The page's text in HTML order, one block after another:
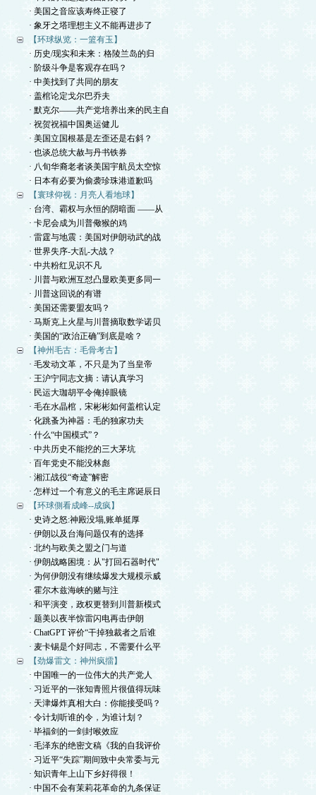
· 美国之音应该寿终正寝了
· 象牙之塔理想主义不能再进步了
【环球纵览：一篮有玉】
· 历史/现实和未来：格陵兰岛的归
· 阶级斗争是客观存在吗？
· 中美找到了共同的朋友
· 盖棺论定戈尔巴乔夫
· 默克尔——共产党培养出来的民主自
· 祝贺祝福中国奥运健儿
· 美国立国根基是左歪还是右斜？
· 也谈总统大赦与丹书铁券
· 八旬华裔老者谈美国宇航员太空惊
· 日本有必要为偷袭珍珠港道歉吗
【寰球仰视：月亮人看地球】
· 台湾、霸权与永恒的阴暗面 ——从
· 卡尼会成为川普儆猴的鸡
· 雷霆与地震：美国对伊朗动武的战
· 世界失序-大乱-大战？
· 中共粉红见识不凡
· 川普与欧洲互怼凸显欧美更多同一
· 川普这回说的有谱
· 美国还需要盟友吗？
· 马斯克上火星与川普摘取数学诺贝
· 美国的“政治正确”到底是啥？
【神州毛古：毛骨考古】
· 毛发动文革，不只是为了当皇帝
· 王沪宁同志文摘：请认真学习
· 民运大珈胡平令俺掉眼镜
· 毛在水晶棺，宋彬彬如何盖棺认定
· 化跳蚤为神器：毛的独家功夫
· 什么“中国模式”？
· 中共历史不能挖的三大茅坑
· 百年党史不能没林彪
· 湘江战役“奇迹”解密
· 怎样过一个有意义的毛主席诞辰日
【环球側看成峰--成疯】
· 史诗之怒:神殿没塌,账单挺厚
· 伊朗以及台海问题仅有的选择
· 北约与欧美之盟之门与道
· 伊朗战略困境：从"打回石器时代"
· 为何伊朗没有继续爆发大规模示威
· 霍尔木兹海峡的赌与注
· 和平演变，政权更替到川普新模式
· 题美以夜半惊雷闪电再击伊朗
· ChatGPT 评价“干掉独裁者之后谁
· 麦卡锡是个好同志，不需要什么平
【劲爆雷文：神州疯擂】
· 中国唯一的一位伟大的共产党人
· 习近平的一张知青照片很值得玩味
· 天津爆炸真相大白：你能接受吗？
· 令计划听谁的令，为谁计划？
· 毕福剑的一剑封喉效应
· 毛泽东的绝密文稿《我的自我评价
· 习近平“失踪”期间致中央常委与元
· 知识青年上山下乡好得很！
· 中国不会有茉莉花革命的九条保证